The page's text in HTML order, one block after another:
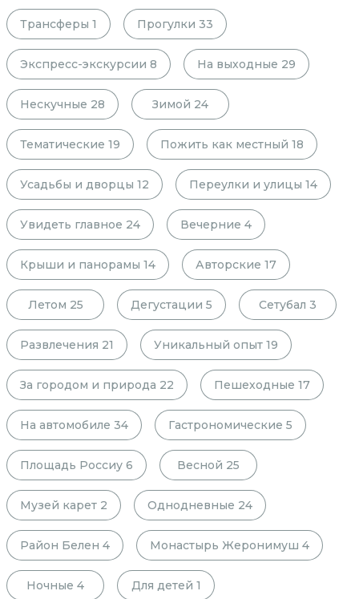
Трансферы 1 Прогулки 33
Экспресс-экскурсии 8 На выходные 29
Нескучные 28 Зимой 24
Тематические 19 Пожить как местный 18
Усадьбы и дворцы 12 Переулки и улицы 14
Увидеть главное 24 Вечерние 4
Крыши и панорамы 14 Авторские 17
Летом 25 Дегустации 5 Сетубал 3
Развлечения 21 Уникальный опыт 19
За городом и природа 22 Пешеходные 17
На автомобиле 34 Гастрономические 5
Площадь Россиу 6 Весной 25
Музей карет 2 Однодневные 24
Район Белен 4 Монастырь Жеронимуш 4
Ночные 4 Для детей 1